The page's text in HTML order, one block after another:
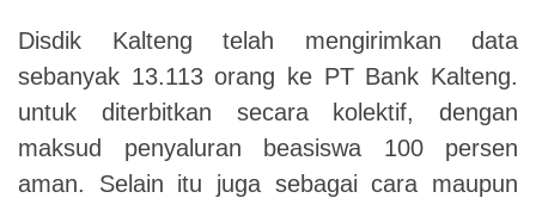
Disdik Kalteng telah mengirimkan data
sebanyak 13.113 orang ke PT Bank Kalteng.
untuk diterbitkan secara kolektif, dengan
maksud penyaluran beasiswa 100 persen
aman. Selain itu juga sebagai cara maupun